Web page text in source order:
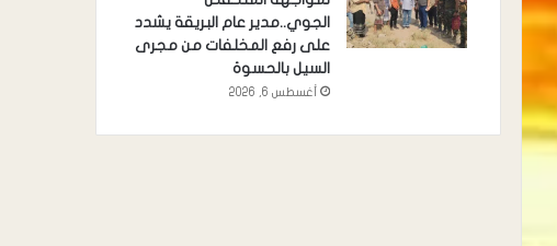
الجوي..مدير عام البريقة يشدد
على رفع المخلفات من مجرى
السيل بالحسوة
أغسطس 6, 2026